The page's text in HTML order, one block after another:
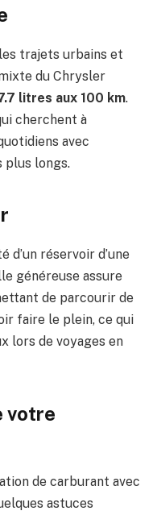
trajets urbains et
du Chrysler
litres aux 100 km.
cherchent à
avec
plus longs.
d’un réservoir d’une
généreuse assure
de parcourir de
faire le plein, ce qui
lors de voyages en
votre
de carburant avec
astuces